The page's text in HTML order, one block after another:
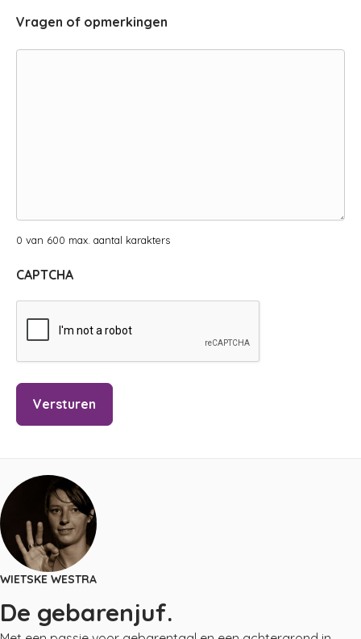
Vragen of opmerkingen
0 van 600 max. aantal karakters
CAPTCHA
WIETSKE WESTRA
De gebarenjuf.